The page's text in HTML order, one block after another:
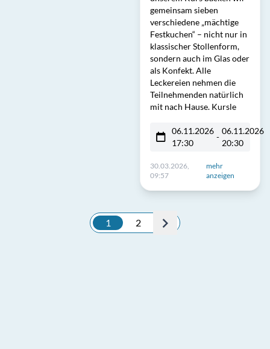
gemeinsam sieben
verschiedene „mächtige
Festkuchen“ – nicht nur in
klassischer Stollenform,
sondern auch im Glas oder
als Konfekt. Alle
Leckereien nehmen die
Teilnehmenden natürlich
mit nach Hause. Kursle
06.11.2026
17:30
-
06.11.2026
20:30
30.03.2026,
09:57
mehr
anzeigen
1 2